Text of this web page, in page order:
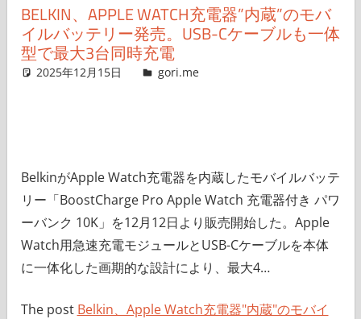
BELKIN、APPLE WATCH充電器”内蔵”のモバ
イルバッテリー発売。USB-Cケーブルも一体
型で最大3台同時充電
2025年12月15日 g.O.R.i
gori.me
BelkinがApple Watch充電器を内蔵したモバイルバッテ
リー「BoostCharge Pro Apple Watch 充電器付き パワ
ーバンク 10K」を12月12日より販売開始した。Apple
Watch用急速充電モジュールとUSB-Cケーブルを本体
に一体化した画期的な設計により、最大4…
The post Belkin、Apple Watch充電器"内蔵"のモバイ